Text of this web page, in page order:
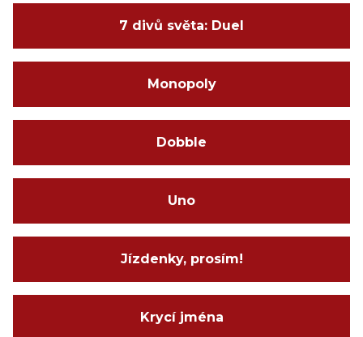
7 divů světa: Duel
Monopoly
Dobble
Uno
Jízdenky, prosím!
Krycí jména